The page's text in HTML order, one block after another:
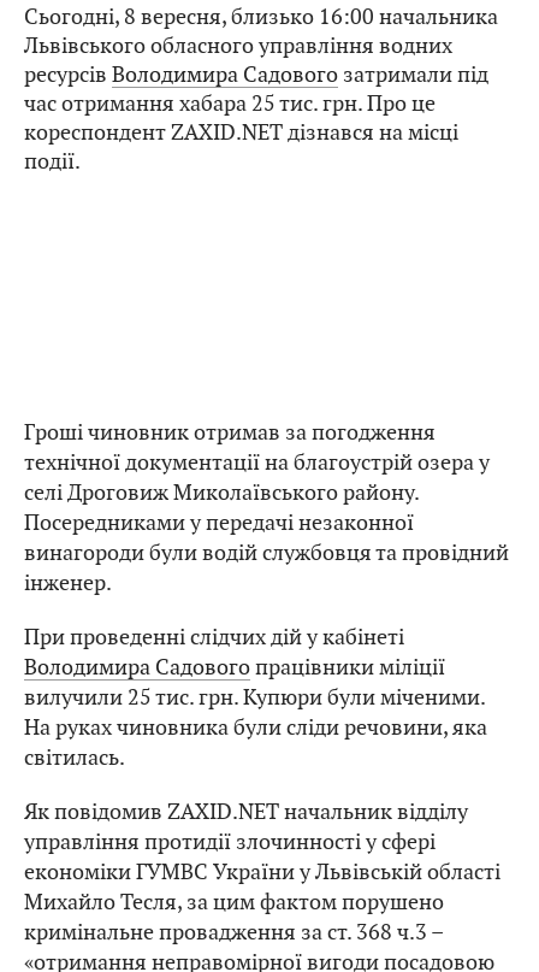
Сьогодні, 8 вересня, близько 16:00 начальника
Львівського обласного управління водних
ресурсів Володимира Садового затримали під
час отримання хабара 25 тис. грн. Про це
кореспондент ZAXID.NET дізнався на місці
події.
Гроші чиновник отримав за погодження
технічної документації на благоустрій озера у
селі Дроговиж Миколаївського району.
Посередниками у передачі незаконної
винагороди були водій службовця та провідний
інженер.
При проведенні слідчих дій у кабінеті
Володимира Садовогопрацівники міліції
вилучили 25 тис. грн. Купюри були міченими.
На руках чиновника були сліди речовини, яка
світилась.
Як повідомив ZAXID.NET начальник відділу
управління протидії злочинності у сфері
економіки ГУМВС України у Львівській області
Михайло Тесля, за цим фактом порушено
кримінальне провадження за ст. 368 ч.3 –
«отримання неправомірної вигоди посадовою